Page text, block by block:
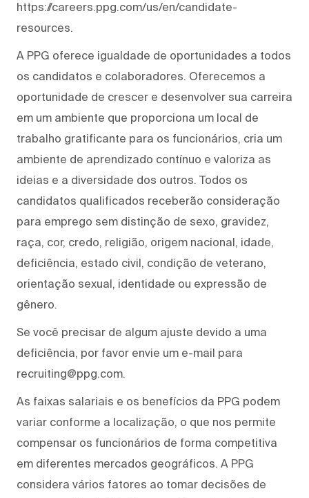
https://careers.ppg.com/us/en/candidate-
resources.
A PPG oferece igualdade de oportunidades a todos
os candidatos e colaboradores. Oferecemos a
oportunidade de crescer e desenvolver sua carreira
em um ambiente que proporciona um local de
trabalho gratificante para os funcionários, cria um
ambiente de aprendizado contínuo e valoriza as
ideias e a diversidade dos outros. Todos os
candidatos qualificados receberão consideração
para emprego sem distinção de sexo, gravidez,
raça, cor, credo, religião, origem nacional, idade,
deficiência, estado civil, condição de veterano,
orientação sexual, identidade ou expressão de
gênero.
Se você precisar de algum ajuste devido a uma
deficiência, por favor envie um e-mail para
recruiting@ppg.com.
As faixas salariais e os benefícios da PPG podem
variar conforme a localização, o que nos permite
compensar os funcionários de forma competitiva
em diferentes mercados geográficos. A PPG
considera vários fatores ao tomar decisões de